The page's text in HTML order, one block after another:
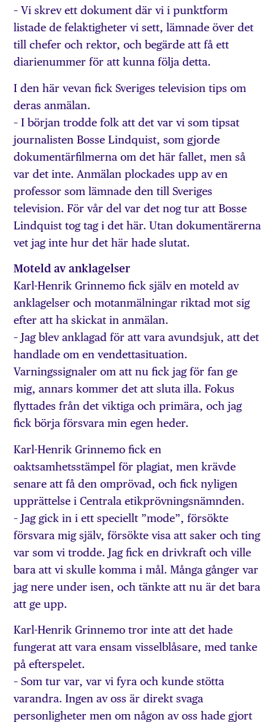
– Vi skrev ett dokument där vi i punktform
listade de felaktigheter vi sett, lämnade över det
till chefer och rektor, och begärde att få ett
diarienummer för att kunna följa detta.
I den här vevan fick Sveriges television tips om
deras anmälan.
– I början trodde folk att det var vi som tipsat
journalisten Bosse Lindquist, som gjorde
dokumentärfilmerna om det här fallet, men så
var det inte. Anmälan plockades upp av en
professor som lämnade den till Sveriges
television. För vår del var det nog tur att Bosse
Lindquist tog tag i det här. Utan dokumentärerna
vet jag inte hur det här hade slutat.
Moteld av anklagelser
Karl-Henrik Grinnemo fick själv en moteld av
anklagelser och motanmälningar riktad mot sig
efter att ha skickat in anmälan.
– Jag blev anklagad för att vara avundsjuk, att det
handlade om en vendettasituation.
Varningssignaler om att nu fick jag för fan ge
mig, annars kommer det att sluta illa. Fokus
flyttades från det viktiga och primära, och jag
fick börja försvara min egen heder.
Karl-Henrik Grinnemo fick en
oaktsamhetsstämpel för plagiat, men krävde
senare att få den omprövad, och fick nyligen
upprättelse i Centrala etikprövningsnämnden.
– Jag gick in i ett speciellt ”mode”, försökte
försvara mig själv, försökte visa att saker och ting
var som vi trodde. Jag fick en drivkraft och ville
bara att vi skulle komma i mål. Många gånger var
jag nere under isen, och tänkte att nu är det bara
att ge upp.
Karl-Henrik Grinnemo tror inte att det hade
fungerat att vara ensam visselblåsare, med tanke
på efterspelet.
– Som tur var, var vi fyra och kunde stötta
varandra. Ingen av oss är direkt svaga
personligheter men om någon av oss hade gjort